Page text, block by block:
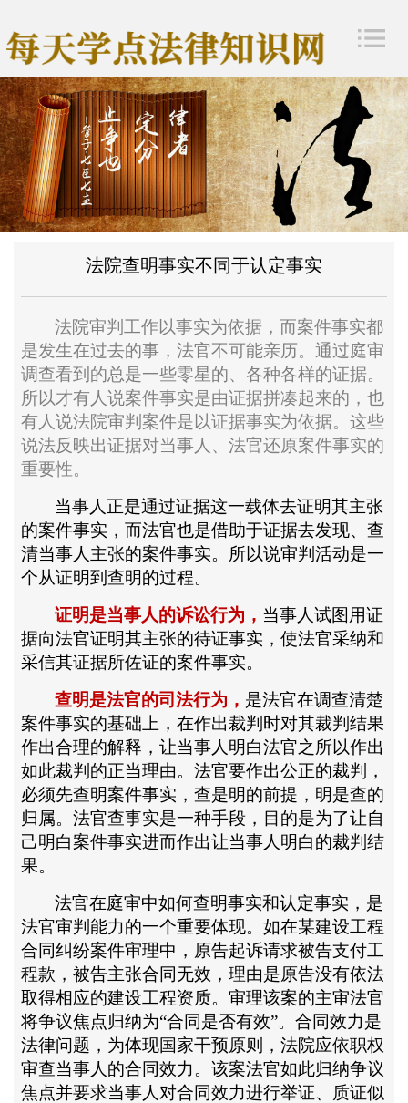
法院查明事实不同于认定事实
法院审判工作以事实为依据，而案件事实都
是发生在过去的事，法官不可能亲历。通过庭审
调查看到的总是一些零星的、各种各样的证据。
所以才有人说案件事实是由证据拼凑起来的，也
有人说法院审判案件是以证据事实为依据。这些
说法反映出证据对当事人、法官还原案件事实的
重要性。
当事人正是通过证据这一载体去证明其主张
的案件事实，而法官也是借助于证据去发现、查
清当事人主张的案件事实。所以说审判活动是一
个从证明到查明的过程。
证明是当事人的诉讼行为， 当事人试图用证
据向法官证明其主张的待证事实，使法官采纳和
采信其证据所佐证的案件事实。
查明是法官的司法行为， 是法官在调查清楚
案件事实的基础上，在作出裁判时对其裁判结果
作出合理的解释，让当事人明白法官之所以作出
如此裁判的正当理由。法官要作出公正的裁判，
必须先查明案件事实，查是明的前提，明是查的
归属。法官查事实是一种手段，目的是为了让自
己明白案件事实进而作出让当事人明白的裁判结
果。
法官在庭审中如何查明事实和认定事实，是
法官审判能力的一个重要体现。如在某建设工程
合同纠纷案件审理中，原告起诉请求被告支付工
程款，被告主张合同无效，理由是原告没有依法
取得相应的建设工程资质。审理该案的主审法官
将争议焦点归纳为“合同是否有效”。合同效力是
法律问题，为体现国家干预原则，法院应依职权
审查当事人的合同效力。该案法官如此归纳争议
焦点并要求当事人对合同效力进行举证、质证似